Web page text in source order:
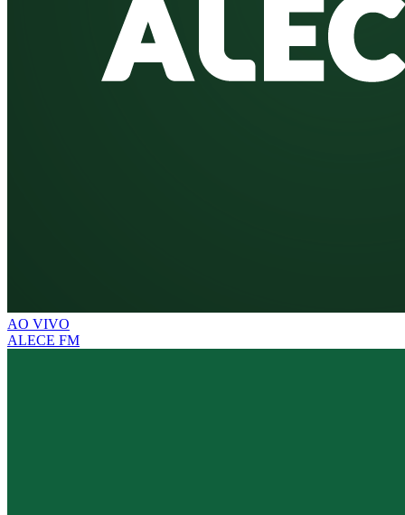
AO VIVO
ALECE FM